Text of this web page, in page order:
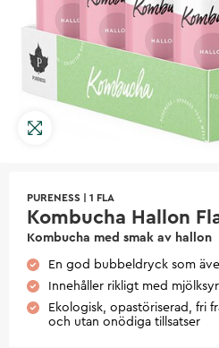
PURENESS 1 FLA
Kombucha Hallon
Kombucha med smak av hallon
En god bubbeldryck som
Innehåller rikligt med
Ekologisk, opastöriserad, fri
och utan onödiga tillsatser